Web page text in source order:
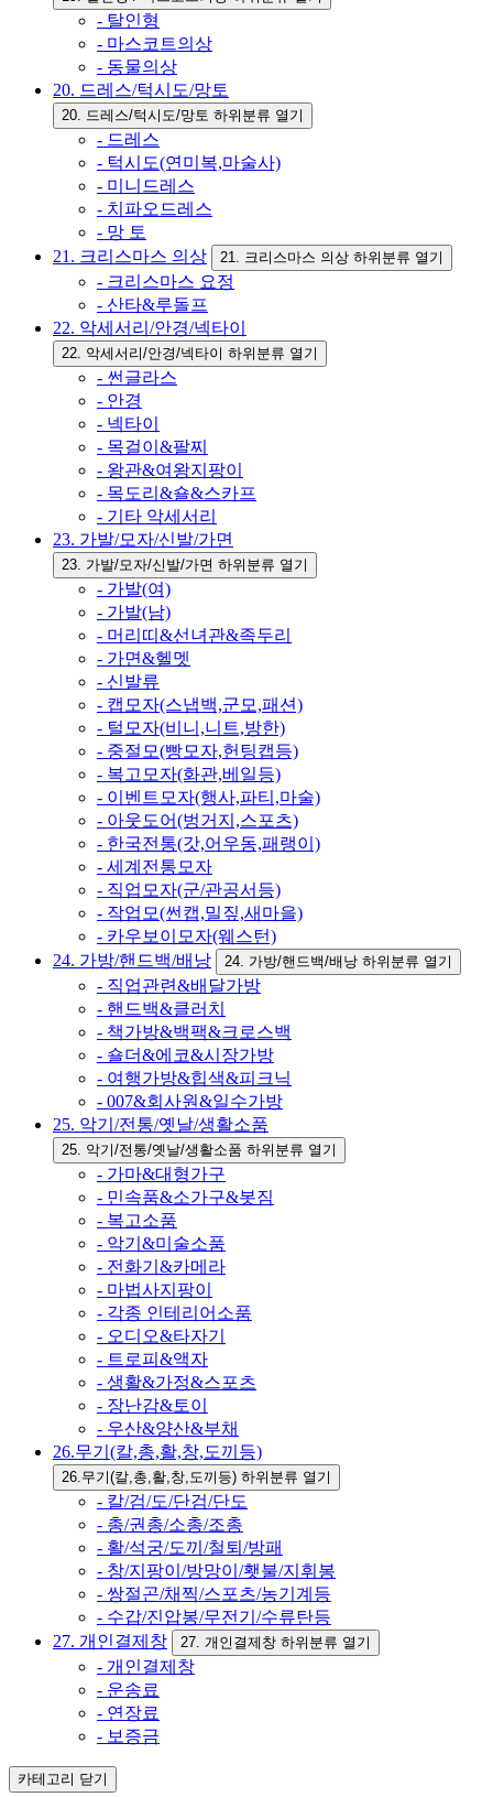
- 탈인형
- 마스코트의상
- 동물의상
20. 드레스/턱시도/망토
20. 드레스/턱시도/망토 하위분류 열기
- 드레스
- 턱시도(연미복,마술사)
- 미니드레스
- 치파오드레스
- 망 토
21. 크리스마스 의상
21. 크리스마스 의상 하위분류 열기
- 크리스마스 요정
- 산타&루돌프
22. 악세서리/안경/넥타이
22. 악세서리/안경/넥타이 하위분류 열기
- 썬글라스
- 안경
- 넥타이
- 목걸이&팔찌
- 왕관&여왕지팡이
- 목도리&숄&스카프
- 기타 악세서리
23. 가발/모자/신발/가면
23. 가발/모자/신발/가면 하위분류 열기
- 가발(여)
- 가발(남)
- 머리띠&선녀관&족두리
- 가면&헬멧
- 신발류
- 캡모자(스냅백,군모,패션)
- 털모자(비니,니트,방한)
- 중절모(빵모자,헌팅캡등)
- 복고모자(화관,베일등)
- 이벤트모자(행사,파티,마술)
- 아웃도어(벙거지,스포츠)
- 한국전통(갓,어우동,패랭이)
- 세계전통모자
- 직업모자(군/관공서등)
- 작업모(썬캡,밀짚,새마을)
- 카우보이모자(웨스턴)
24. 가방/핸드백/배낭
24. 가방/핸드백/배낭 하위분류 열기
- 직업관련&배달가방
- 핸드백&클러치
- 책가방&백팩&크로스백
- 숄더&에코&시장가방
- 여행가방&힙색&피크닉
- 007&회사원&일수가방
25. 악기/전통/옛날/생활소품
25. 악기/전통/옛날/생활소품 하위분류 열기
- 가마&대형가구
- 민속품&소가구&봇짐
- 복고소품
- 악기&미술소품
- 전화기&카메라
- 마법사지팡이
- 각종 인테리어소품
- 오디오&타자기
- 트로피&액자
- 생활&가정&스포츠
- 장난감&토이
- 우산&양산&부채
26.무기(칼,총,활,창,도끼등)
26.무기(칼,총,활,창,도끼등) 하위분류 열기
- 칼/검/도/단검/단도
- 총/권총/소총/조총
- 활/석궁/도끼/철퇴/방패
- 창/지팡이/방망이/횃불/지휘봉
- 쌍절곤/채찍/스포츠/농기계등
- 수갑/진압봉/무전기/수류탄등
27. 개인결제창
27. 개인결제창 하위분류 열기
- 개인결제창
- 운송료
- 연장료
- 보증금
카테고리 닫기